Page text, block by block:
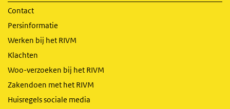
Contact
Persinformatie
Werken bij het RIVM
Klachten
Woo-verzoeken bij het RIVM
Zakendoen met het RIVM
Huisregels sociale media